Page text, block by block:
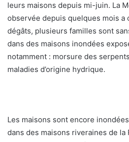
leurs maisons depuis mi-juin. La
observée depuis quelques mois a
dégâts, plusieurs familles sont
dans des maisons inondées
notamment : morsure des
maladies d’origine hydrique.
Les maisons sont encore
dans des maisons riveraines de la